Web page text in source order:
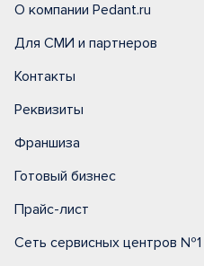
О компании Pedant.ru
Для СМИ и партнеров
Контакты
Реквизиты
Франшиза
Готовый бизнес
Прайс-лист
Сеть сервисных центров №1